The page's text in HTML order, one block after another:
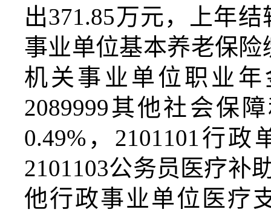
出371.85万元，上年结
事业单位基本养老保险
机关事业单位职业
2089999其他社会保
0.49% ， 2101101 行政
2101103公务员医疗补
他行政事业单位医疗